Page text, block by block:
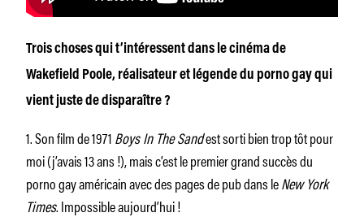
Trois choses qui t’intéressent dans le cinéma de
Wakefield Poole, réalisateur et légende du porno gay qui
vient juste de disparaître ?
1. Son film de 1971Boys In The Sandest sorti bien trop tôt pour
moi (j’avais 13 ans !), mais c’est le premier grand succès du
porno gay américain avec des pages de pub dans leNew York
Times. Impossible aujourd’hui !